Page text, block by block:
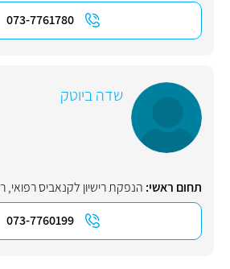
073-7761780
שדה ביוטק
תחום ראשי: הנפקת רישיון לקנאביס רפואי,
073-7760199